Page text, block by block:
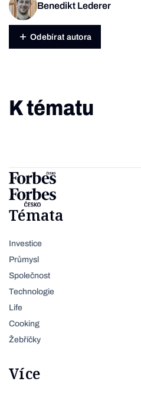
Benedikt Lederer
Odebírat autora
K tématu
Témata
Investice
Průmysl
Společnost
Technologie
Life
Cooking
Žebříčky
Více